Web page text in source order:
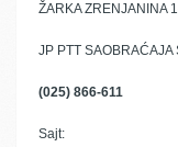
ŽARKA ZRENJANINA
JP PTT SAOBRAĆAJA
(025) 866-611
Sajt: